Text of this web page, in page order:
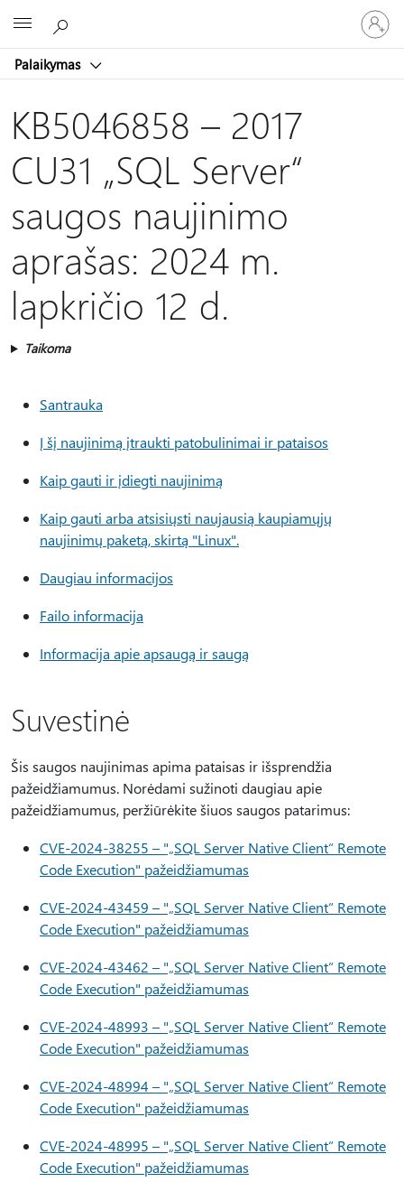
Palaikymas
prie
paskyros
KB5046858 – 2017
CU31 „SQL Server“
saugos naujinimo
aprašas: 2024 m.
lapkričio 12 d.
Taikoma
Santrauka
Į šį naujinimą įtraukti patobulinimai ir pataisos
Kaip gauti ir įdiegti naujinimą
Kaip gauti arba atsisiųsti naujausią kaupiamųjų
naujinimų paketą, skirtą "Linux".
Daugiau informacijos
Failo informacija
Informacija apie apsaugą ir saugą
Suvestinė
Šis saugos naujinimas apima pataisas ir išsprendžia
pažeidžiamumus. Norėdami sužinoti daugiau apie
pažeidžiamumus, peržiūrėkite šiuos saugos patarimus:
CVE-2024-38255 – "„SQL Server Native Client“ Remote
Code Execution" pažeidžiamumas
CVE-2024-43459 – "„SQL Server Native Client“ Remote
Code Execution" pažeidžiamumas
CVE-2024-43462 – "„SQL Server Native Client“ Remote
Code Execution" pažeidžiamumas
CVE-2024-48993 – "„SQL Server Native Client“ Remote
Code Execution" pažeidžiamumas
CVE-2024-48994 – "„SQL Server Native Client“ Remote
Code Execution" pažeidžiamumas
CVE-2024-48995 – "„SQL Server Native Client“ Remote
Code Execution" pažeidžiamumas